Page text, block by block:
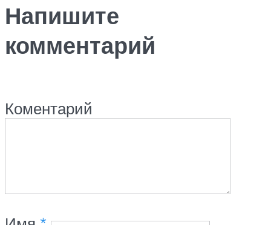
Напишите
комментарий
Коментарий